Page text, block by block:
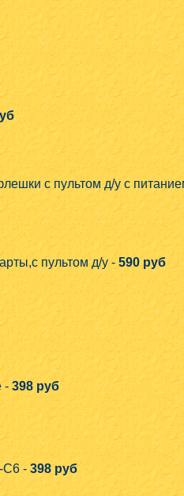
с пультом д/у с
пультом д/у -590 руб
-398 руб
C6 -398 руб